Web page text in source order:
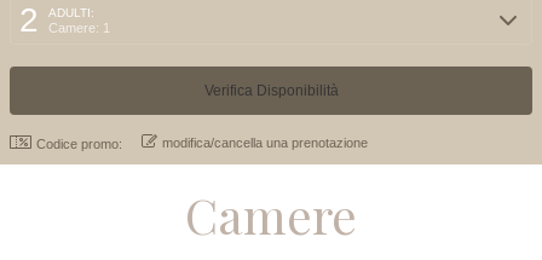
2 ADULTI:
Camere: 1
Codice promo: modifica/cancella una prenotazione
Camere